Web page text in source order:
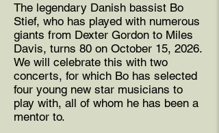
The legendary Danish bassist Bo
Stief, who has played with numerous
giants from Dexter Gordon to Miles
Davis, turns 80 on October 15, 2026.
We will celebrate this with two
concerts, for which Bo has selected
four young new star musicians to
play with, all of whom he has been a
mentor to.